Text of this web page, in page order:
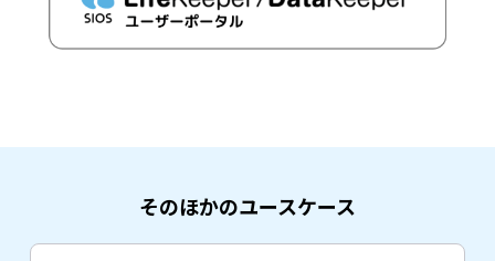
そのほかのユースケース